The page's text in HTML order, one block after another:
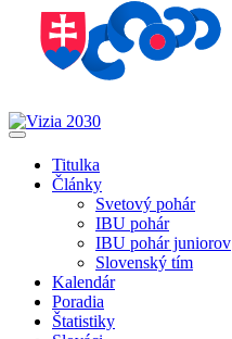
Titulka
Články
Svetový pohár
IBU pohár
IBU pohár juniorov
Slovenský tím
Kalendár
Poradia
Štatistiky